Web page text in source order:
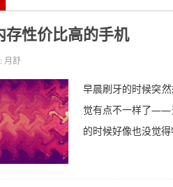
存性价比高的手机
月舒
早晨刷牙的时候突
觉有点不一样了——
的时候好像也没觉